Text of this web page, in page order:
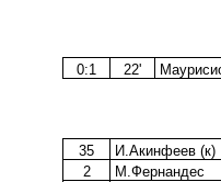
0:1 22'
35 И.Акинфеев (к)
2
М.Фернандес